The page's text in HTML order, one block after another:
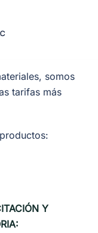
somos
tarifas más
Y